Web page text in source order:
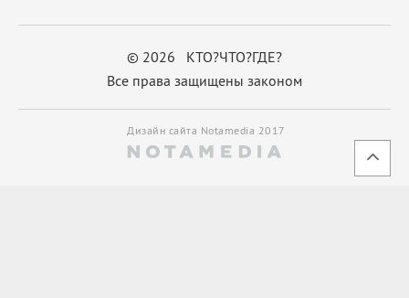
© 2026 КТО?ЧТО?ГДЕ?
Все права защищены законом
Дизайн сайта Notamedia 2017